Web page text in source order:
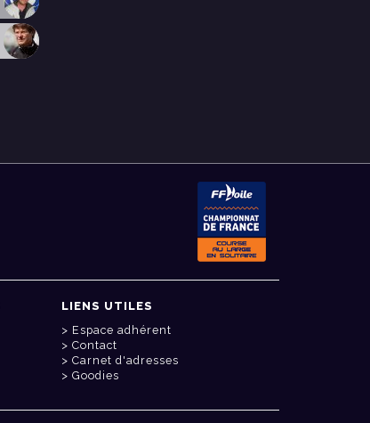
LIENS UTILES
Espace adhérent
Contact
Carnet d'adresses
Goodies